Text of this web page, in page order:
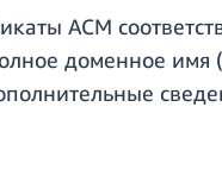
ACM
доменное имя